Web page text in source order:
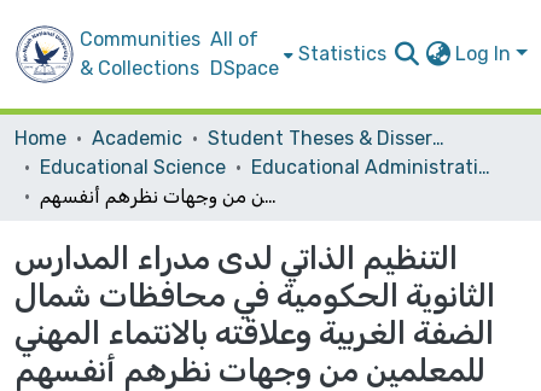
Communities
& Collections
All of
DSpace
Statistics Log In
Home Academic
Student Theses & Dissertations
Educational Science
Educational Administration
التنظيم الذاتي لدى مدراء المدارس الثانوية الحكومية في محافظات شمال الضفة الغربية وعلاقته بالانتماء المهني للمعلمين من وجهات نظرهم أنفسهم
التنظيم الذاتي لدى مدراء المدارس
الثانوية الحكومية في محافظات شمال
الضفة الغربية وعلاقته بالانتماء المهني
للمعلمين من وجهات نظرهم أنفسهم